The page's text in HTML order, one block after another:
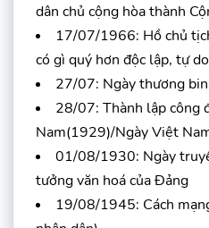
dân chủ cộng hòa thành
17/07/1966: Hồ chủ
có gì quý hơn độc lập, tự
27/07: Ngày thương
28/07: Thành lập công
Nam(1929)/Ngày Việt
01/08/1930: Ngày
tưởng văn hoá của Đảng
19/08/1945: Cách